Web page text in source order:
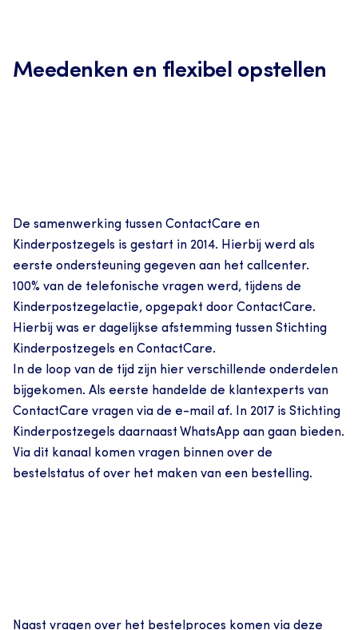
Meedenken en flexibel opstellen
De samenwerking tussen ContactCare en
Kinderpostzegels is gestart in 2014. Hierbij werd als
eerste ondersteuning gegeven aan het callcenter.
100% van de telefonische vragen werd, tijdens de
Kinderpostzegelactie, opgepakt door ContactCare.
Hierbij was er dagelijkse afstemming tussen Stichting
Kinderpostzegels en ContactCare.
In de loop van de tijd zijn hier verschillende onderdelen
bijgekomen. Als eerste handelde de klantexperts van
ContactCare vragen via de e-mail af. In 2017 is Stichting
Kinderpostzegels daarnaast WhatsApp aan gaan bieden.
Via dit kanaal komen vragen binnen over de
bestelstatus of over het maken van een bestelling.
Naast vragen over het bestelproces komen via deze